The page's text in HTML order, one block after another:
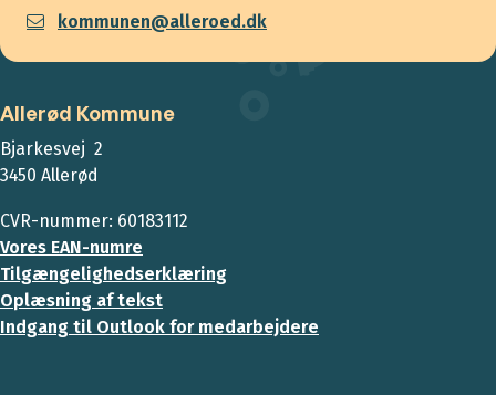
kommunen@alleroed.dk
Allerød Kommune
Bjarkesvej 2
3450 Allerød
CVR-nummer: 60183112
Vores EAN-numre
Tilgængelighedserklæring
Oplæsning af tekst
Indgang til Outlook for medarbejdere